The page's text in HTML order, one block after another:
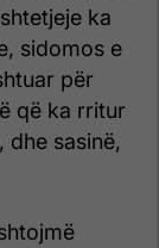
ka
sidomos e
për
që ka rritur
dhe sasinë,